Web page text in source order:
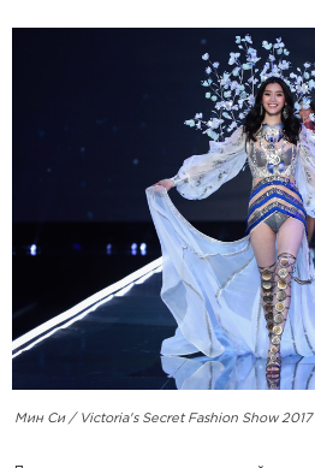
Мин Си / Victoria's Secret Fashion Show 2017